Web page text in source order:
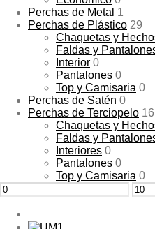
Perchas de Metal 1
Perchas de Plástico 29
Chaquetas y
Faldas y
Interior 0
Pantalones 0
Top y Camisaria 0
Perchas de Satén 0
Perchas de Terciopelo 16
Chaquetas y
Faldas y
Interiores 0
Pantalones 0
Top y Camisaria 0
Preço
mínimo